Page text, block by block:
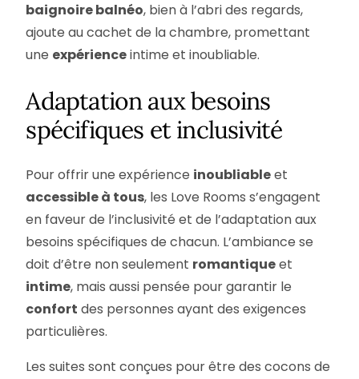
baignoire balnéo, bien à l’abri des regards,
ajoute au cachet de la chambre, promettant
une expérienceintime et inoubliable.
Adaptation aux besoins
spécifiques et inclusivité
Pour offrir une expérience inoubliableet
accessible à tous, les Love Rooms s’engagent
en faveur de l’inclusivité et de l’adaptation aux
besoins spécifiques de chacun. L’ambiance se
doit d’être non seulement romantiqueet
intime, mais aussi pensée pour garantir le
confort des personnes ayant des exigences
particulières.
Les suites sont conçues pour être des cocons de